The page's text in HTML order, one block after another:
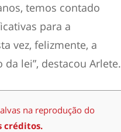
temos contado
para a
vez, felizmente, a
lei”, destacou Arlete.
na reprodução do
créditos.